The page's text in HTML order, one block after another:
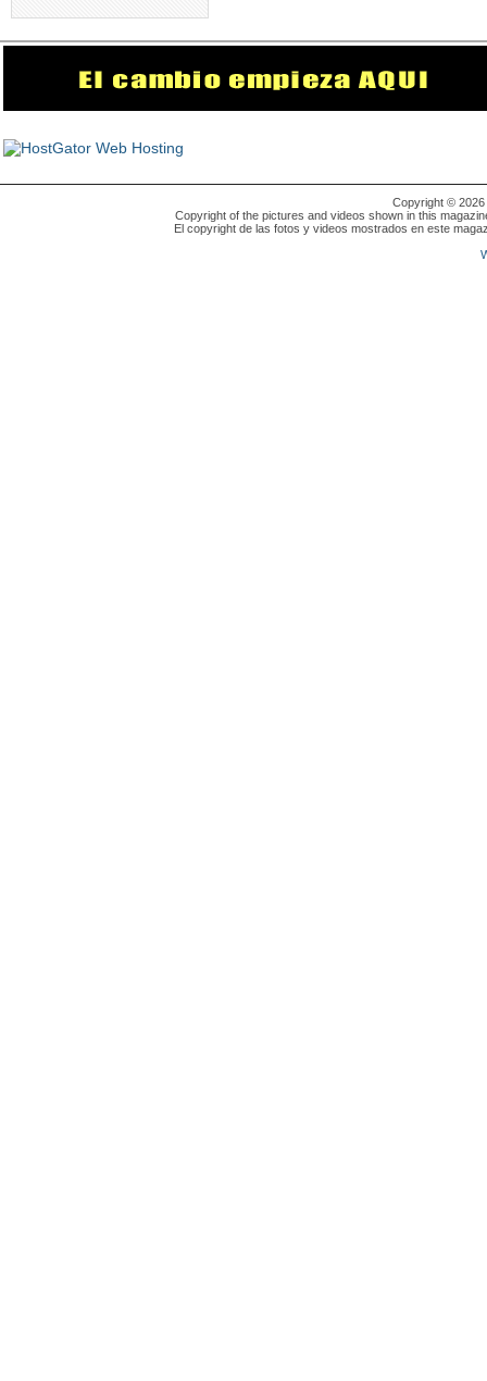
Copyright © 2026
Copyright of the pictures and videos shown in this
El copyright de las fotos y videos mostrados en este